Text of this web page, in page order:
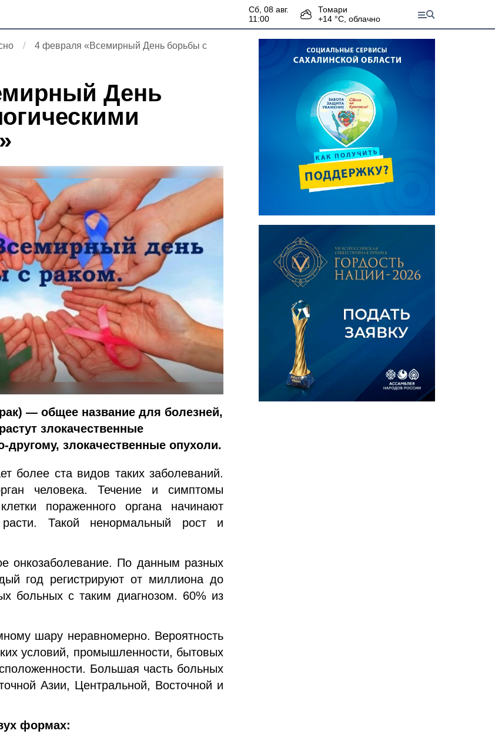
сб, 08 авг.
11:00
Томари
+14 °С, облачно
4 февраля «Всемирный День борьбы с
День
— общее название для болезней,
злокачественные
злокачественные опухоли.
более ста видов таких заболеваний.
человека. Течение и симптомы
пораженного органа начинают
Такой ненормальный рост и
онкозаболевание. По данным разных
год регистрируют от миллиона до
больных с таким диагнозом. 60% из
шару неравномерно. Вероятность
условий, промышленности, бытовых
Большая часть больных
Азии, Центральной, Восточной и
формах: